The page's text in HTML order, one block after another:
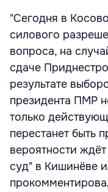
"Сегодня в
силового
вопроса, на
сдаче
результате
президента ПМР
только
перестанет быть
вероятности
суд" в Кишинёве